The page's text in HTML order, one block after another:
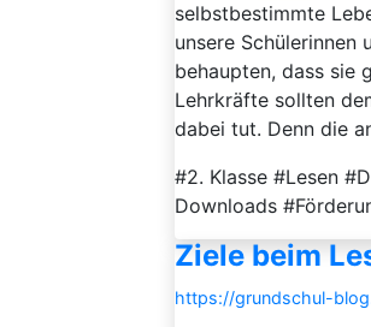
selbstbestimmte
unsere Schülerinnen
behaupten, dass sie
Lehrkräfte sollten
dabei tut. Denn die
#2. Klasse #Lesen
Downloads
Ziele beim
https://grundschul-